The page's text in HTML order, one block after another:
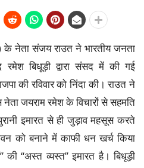
के नेता संजय राउत ने भारतीय जनता
रमेश बिधूड़ी द्वारा संसद में की गई
की रविवार को निंदा की। राउत ने
जयराम रमेश के विचारों से सहमति
इमारत से ही जुड़ाव महसूस करते
को बनाने में काफी धन खर्च किया
की ‘‘अस्त व्यस्त” इमारत है। बिधूड़ी